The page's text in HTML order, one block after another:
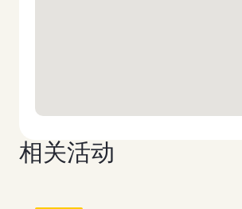
相关活动